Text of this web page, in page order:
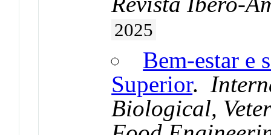
2025
Bem-estar e
Superior.
Biological,